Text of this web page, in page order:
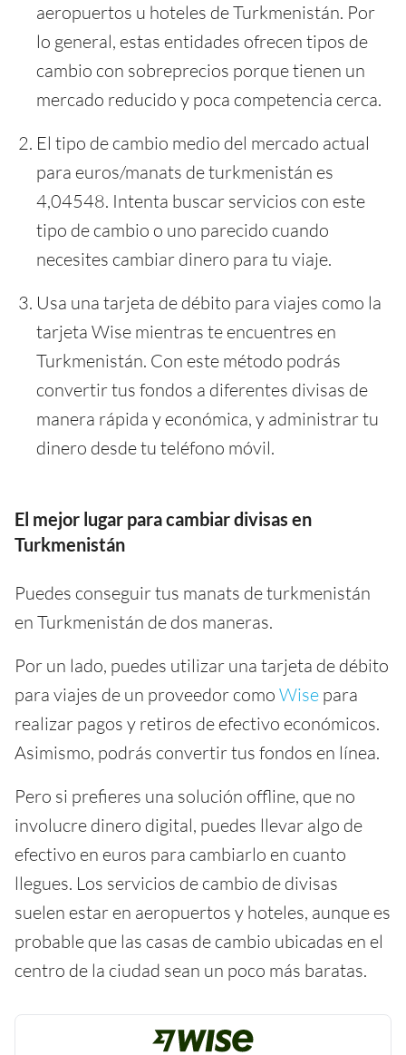
aeropuertos u hoteles de Turkmenistán. Por
lo general, estas entidades ofrecen tipos de
cambio con sobreprecios porque tienen un
mercado reducido y poca competencia cerca.
El tipo de cambio medio del mercado actual
para euros/manats de turkmenistán es
4,04548. Intenta buscar servicios con este
tipo de cambio o uno parecido cuando
necesites cambiar dinero para tu viaje.
Usa una tarjeta de débito para viajes como la
tarjeta Wise mientras te encuentres en
Turkmenistán. Con este método podrás
convertir tus fondos a diferentes divisas de
manera rápida y económica, y administrar tu
dinero desde tu teléfono móvil.
El mejor lugar para cambiar divisas en
Turkmenistán
Puedes conseguir tus manats de turkmenistán
en Turkmenistán de dos maneras.
Por un lado, puedes utilizar una tarjeta de débito
para viajes de un proveedor como Wise para
realizar pagos y retiros de efectivo económicos.
Asimismo, podrás convertir tus fondos en línea.
Pero si prefieres una solución offline, que no
involucre dinero digital, puedes llevar algo de
efectivo en euros para cambiarlo en cuanto
llegues. Los servicios de cambio de divisas
suelen estar en aeropuertos y hoteles, aunque es
probable que las casas de cambio ubicadas en el
centro de la ciudad sean un poco más baratas.